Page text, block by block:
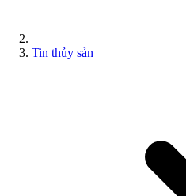
Tin thủy sản